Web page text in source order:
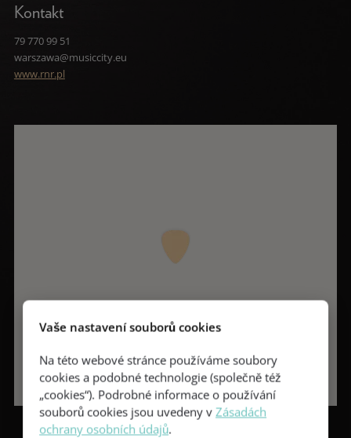
Kontakt
79 770 99 51
warszawa@musiccity.eu
www.rnr.pl
Vaše nastavení souborů cookies
Na této webové stránce používáme soubory
cookies a podobné technologie (společně též
„cookies“). Podrobné informace o používání
souborů cookies jsou uvedeny vZásadách
ochrany osobních údajů.